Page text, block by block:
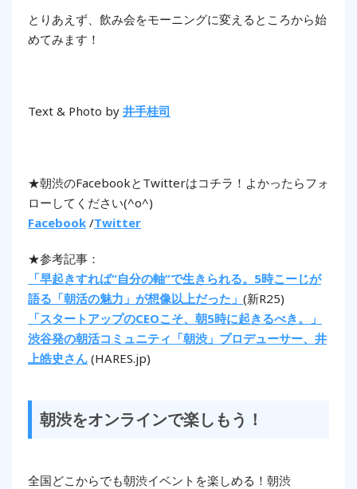
とりあえず、飲み会をモーニングに変えるところから始
めてみます！
Text & Photo by 井手桂司
★朝渋のFacebookとTwitterはコチラ！よかったらフォ
ローしてください(^o^)
Facebook /Twitter
★参考記事：
「早起きすれば“自分の軸”で生きられる。5時こーじが
語る「朝活の魅力」が想像以上だった」 (新R25)
「スタートアップのCEOこそ、朝5時に起きるべき。」
渋谷発の朝活コミュニティ「朝渋」プロデューサー、井
上皓史さん (HARES.jp)
朝渋をオンラインで楽しもう！
全国どこからでも朝渋イベントを楽しめる！朝渋